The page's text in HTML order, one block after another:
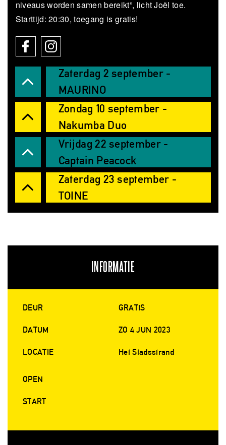
niveaus worden samen bereikt”, licht Joël toe.
Starttijd: 20:30, toegang is gratis!
Zaterdag 2 september -
MAURINO
Zondag 10 september -
Nakumba Duo
Vrijdag 22 september -
Captain Peacock
Zaterdag 23 september -
TOINE
INFORMATIE
DEUR GRATIS
DATUM ZO 4 JUN 2023
LOCATIE Het Stadsstrand
OPEN
START